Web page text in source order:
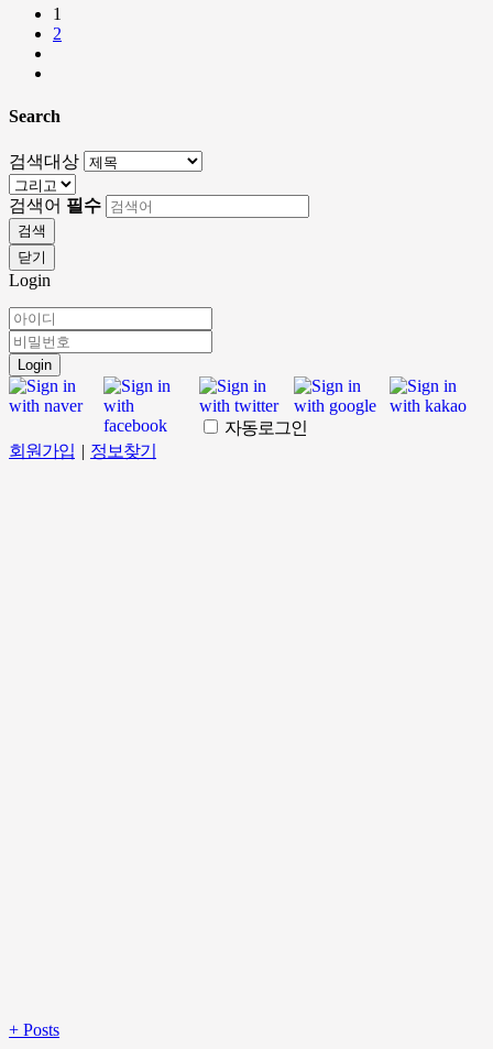
1
2
Search
검색대상
검색어 필수
검색
닫기
Login
Login
자동로그인
회원가입 | 정보찾기
+ Posts